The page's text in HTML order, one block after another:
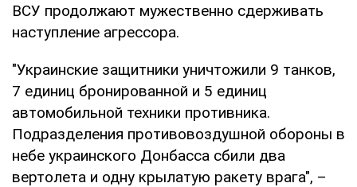
ВСУ продолжают мужественно сдерживать
наступление агрессора.
"Украинские защитники уничтожили 9 танков,
7 единиц бронированной и 5 единиц
автомобильной техники противника.
Подразделения противовоздушной обороны в
небе украинского Донбасса сбили два
вертолета и одну крылатую ракету врага", –